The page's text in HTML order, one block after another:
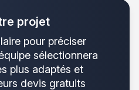
projet
pour préciser
sélectionnera
plus adaptés et
devis gratuits